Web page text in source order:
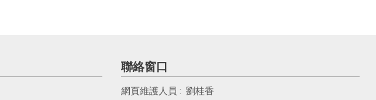
聯絡窗口
網頁維護人員 : 劉桂香